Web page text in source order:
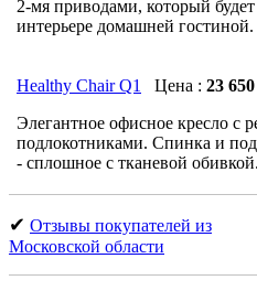
2-мя приводами, который
интерьере домашней гостиной.
Healthy Chair Q1 Цена : 23
Элегантное офисное кресло с
подлокотниками. Спинка и
- сплошное с тканевой обивкой.
✔ Отзывы покупателей из
Московской области